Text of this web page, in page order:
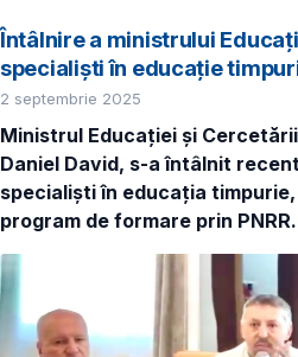
Întâlnire a ministrului
specialiști în educație
2 septembrie 2025
Ministrul Educației și
Daniel David, s-a întâlnit
specialiști în educația
program de formare prin PNRR.